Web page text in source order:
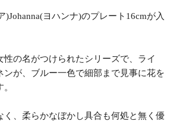
)Johanna(ヨハンナ)のプレート16cmが入
性の名がつけられたシリーズで、ライ
ンが、ブルー一色で細部まで見事に花を
く、柔らかなぼかし具合も何処と無く優